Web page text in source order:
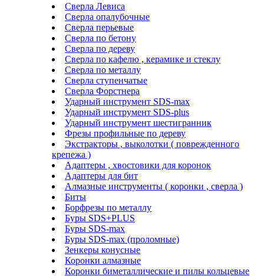
Сверла Левиса
Сверла опалубочные
Сверла перьевые
Сверла по бетону
Сверла по дереву
Сверла по кафелю , керамике и стеклу
Сверла по металлу
Сверла ступенчатые
Сверла Форстнера
Ударный инструмент SDS-max
Ударный инструмент SDS-plus
Ударный инструмент шестигранник
Фрезы профильные по дереву
Экстракторы , выколотки ( поврежденного
крепежа )
Адаптеры , хвостовики для коронок
Адаптеры для бит
Алмазные инструменты ( коронки , сверла )
Биты
Борфрезы по металлу
Буры SDS+PLUS
Буры SDS-max
Буры SDS-max (проломные)
Зенкеры конусные
Коронки алмазные
Коронки биметаллические и пилы кольцевые